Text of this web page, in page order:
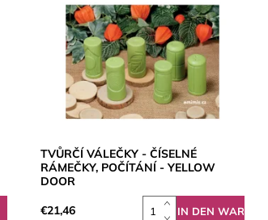
TVŮRČÍ VÁLEČKY - ČÍSELNÉ
RÁMEČKY, POČÍTÁNÍ - YELLOW
DOOR
€21,46